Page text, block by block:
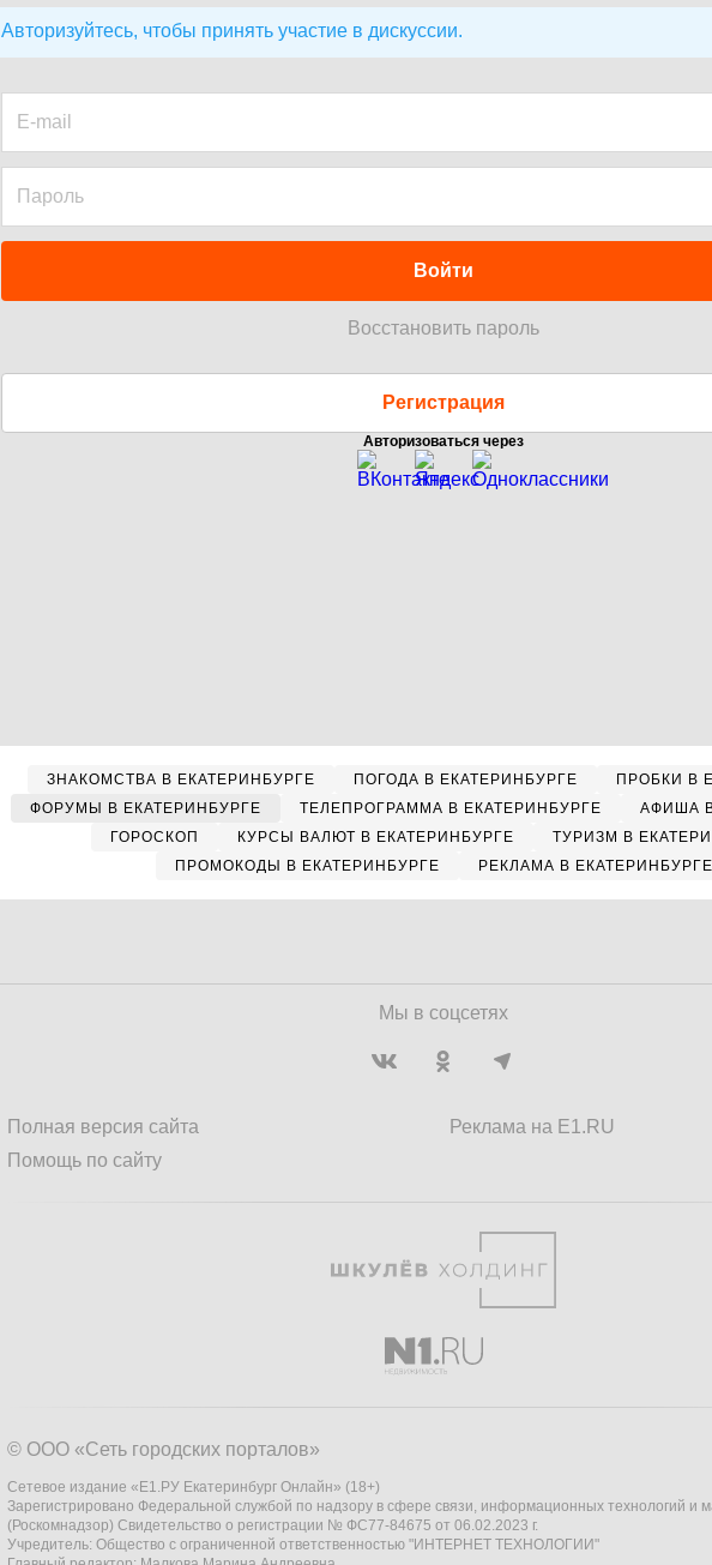
Авторизуйтесь, чтобы принять участие в дискуссии.
Войти
Восстановить пароль
Регистрация
Авторизоваться через
ЗНАКОМСТВА В ЕКАТЕРИНБУРГЕ ПОГОДА В ЕКАТЕРИНБУРГЕ
ПРОБКИ В
ФОРУМЫ В ЕКАТЕРИНБУРГЕ
ТЕЛЕПРОГРАММА В ЕКАТЕРИНБУРГЕ
АФИША
ГОРОСКОП
КУРСЫ ВАЛЮТ В ЕКАТЕРИНБУРГЕ
ТУРИЗМ В
ПРОМОКОДЫ В ЕКАТЕРИНБУРГЕ
РЕКЛАМА В ЕКАТЕРИНБУРГЕ
Мы в соцсетях
Полная версия сайта
Помощь по сайту
Реклама на E1.RU
© ООО «Сеть городских порталов»
Сетевое издание «Е1.РУ Екатеринбург Онлайн» (18+)
Зарегистрировано Федеральной службой по надзору в сфере связи, информационных технологий и
(Роскомнадзор) Свидетельство о регистрации № ФС77-84675 от 06.02.2023 г.
Учредитель: Общество с ограниченной ответственностью "ИНТЕРНЕТ ТЕХНОЛОГИИ"